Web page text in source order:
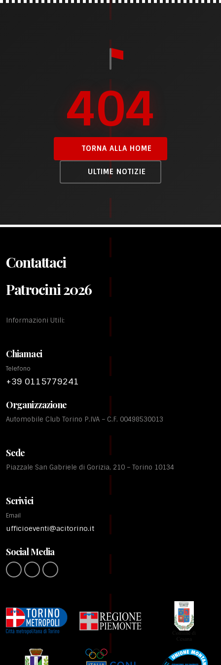
404
TORNA ALLA HOME
ULTIME NOTIZIE
Contattaci
Patrocini 2026
Informazioni Utili:
Chiamaci
Telefono
+39 0115779241
Organizzazione
Automobile Club Torino P.IVA – C.F. 00498530013
Sede
Piazzale San Gabriele di Gorizia, 210 – Torino 10134
Scrivici
Email
ufficioeventi@acitorino.it
Social Media